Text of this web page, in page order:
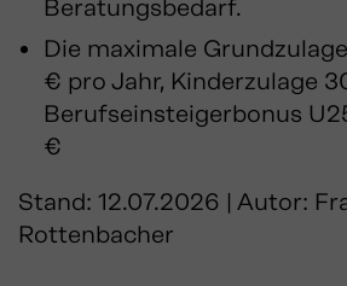
Beratungsbedarf.
Die maximale
€ pro Jahr, Kinderzulage
Berufseinsteigerbonus
€
Stand: 12.07.2026 | Autor:
Rottenbacher